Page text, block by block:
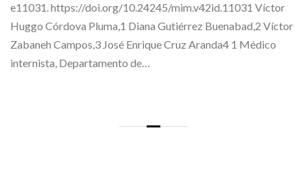
e11031. https://doi.org/10.24245/mim.v42id.11031 Víctor
Huggo Córdova Pluma,1 Diana Gutiérrez Buenabad,2 Víctor
Zabaneh Campos,3 José Enrique Cruz Aranda4 1 Médico
internista, Departamento de…